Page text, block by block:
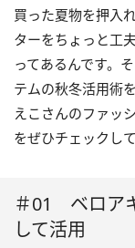
買った夏物を押入
ターをちょっと工
ってあるんです。
テムの秋冬活用術
えこさんのファッ
をぜひチェックし
＃01 ベロア
して活用